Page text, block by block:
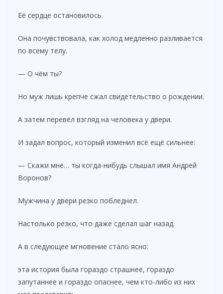
Её сердце остановилось.
Она почувствовала, как холод медленно разливается
по всему телу.
— О чём ты?
Но муж лишь крепче сжал свидетельство о рождении.
А затем перевёл взгляд на человека у двери.
И задал вопрос, который изменил всё ещё сильнее:
— Скажи мне… ты когда-нибудь слышал имя Андрей
Воронов?
Мужчина у двери резко побледнел.
Настолько резко, что даже сделал шаг назад.
А в следующее мгновение стало ясно:
эта история была гораздо страшнее, гораздо
запутаннее и гораздо опаснее, чем кто-либо из них